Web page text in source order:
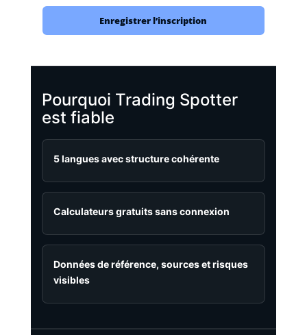
Enregistrer l’inscription
Pourquoi Trading Spotter
est fiable
5 langues avec structure cohérente
Calculateurs gratuits sans connexion
Données de référence, sources et risques
visibles